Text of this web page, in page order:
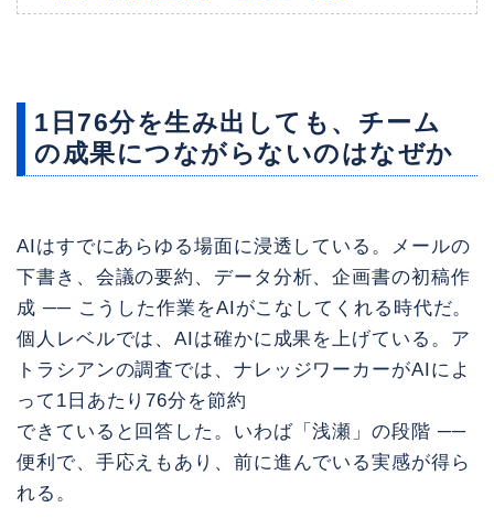
1日76分を生み出しても、チーム
の成果につながらないのはなぜか
AIはすでにあらゆる場面に浸透している。メールの
下書き、会議の要約、データ分析、企画書の初稿作
成 ── こうした作業をAIがこなしてくれる時代だ。
個人レベルでは、AIは確かに成果を上げている。ア
トラシアンの調査では、ナレッジワーカーがAIによ
って1日あたり76分を節約
できていると回答した。いわば「浅瀬」の段階 ──
便利で、手応えもあり、前に進んでいる実感が得ら
れる。